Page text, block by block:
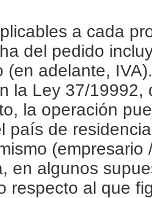
a cada
del pedido
(en adelante,
la Ley 37/
la operación
país de
en algunos
respecto al que